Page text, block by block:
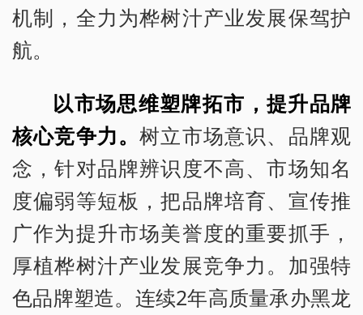
机制，全力为桦树汁产业发展保驾护
航。
以市场思维塑牌拓市，提升品牌
核心竞争力。树立市场意识、品牌观
念，针对品牌辨识度不高、市场知名
度偏弱等短板，把品牌培育、宣传推
广作为提升市场美誉度的重要抓手，
厚植桦树汁产业发展竞争力。加强特
色品牌塑造。连续2年高质量承办黑龙